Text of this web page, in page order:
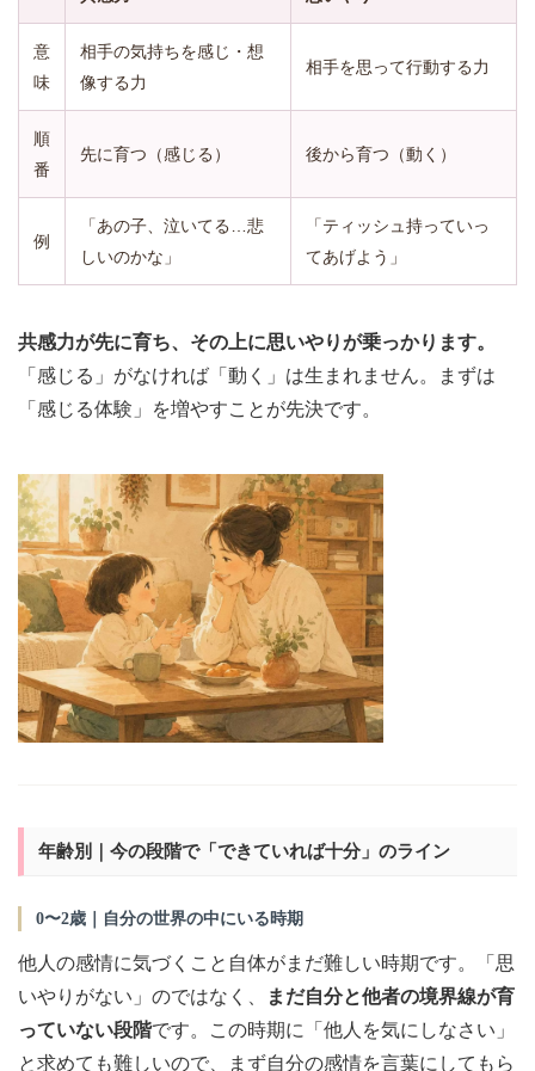
意
味
相手の気持ちを感じ・想
像する力
相手を思って行動する力
順
番
先に育つ（感じる） 後から育つ（動く）
例
「あの子、泣いてる…悲
しいのかな」
「ティッシュ持っていっ
てあげよう」
共感力が先に育ち、その上に思いやりが乗っかります。
「感じる」がなければ「動く」は生まれません。まずは
「感じる体験」を増やすことが先決です。
年齢別｜今の段階で「できていれば十分」のライン
0〜2歳｜自分の世界の中にいる時期
他人の感情に気づくこと自体がまだ難しい時期です。「思
いやりがない」のではなく、
まだ自分と他者の境界線が育
っていない段階です。この時期に「他人を気にしなさい」
と求めても難しいので、まず自分の感情を言葉にしてもら